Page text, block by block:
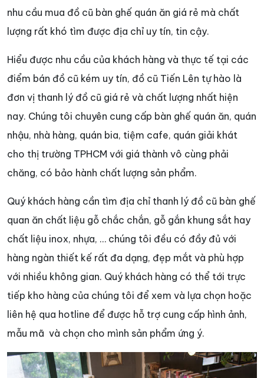
nhu cầu mua đồ cũ bàn ghế quán ăn giá rẻ mà chất
lượng rất khó tìm được địa chỉ uy tín, tin cậy.
Hiểu được nhu cầu của khách hàng và thực tế tại các
điểm bán đồ cũ kém uy tín, đồ cũ Tiến Lên tự hào là
đơn vị thanh lý đồ cũ giá rẻ và chất lượng nhất hiện
nay. Chúng tôi chuyên cung cấp bàn ghế quán ăn, quán
nhậu, nhà hàng, quán bia, tiệm cafe, quán giải khát
cho thị trường TPHCM với giá thành vô cùng phải
chăng, có bảo hành chất lượng sản phẩm.
Quý khách hàng cần tìm địa chỉ thanh lý đồ cũ bàn ghế
quan ăn chất liệu gỗ chắc chắn, gỗ gắn khung sắt hay
chất liệu inox, nhựa, … chúng tôi đều có đầy đủ với
hàng ngàn thiết kế rất đa dạng, đẹp mắt và phù hợp
với nhiều không gian. Quý khách hàng có thể tới trực
tiếp kho hàng của chúng tôi để xem và lựa chọn hoặc
liên hệ qua hotline để được hỗ trợ cung cấp hình ảnh,
mẫu mã và chọn cho mình sản phẩm ứng ý.